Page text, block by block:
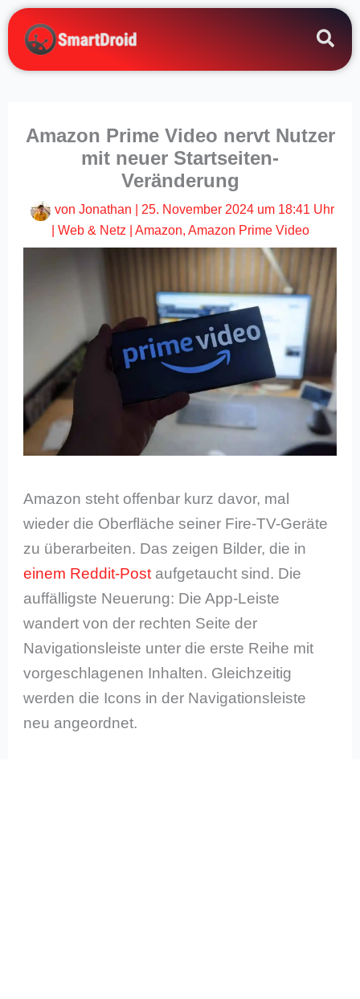
Zum
Inhalt
springen
Amazon Prime Video nervt Nutzer
mit neuer Startseiten-
Veränderung
von Jonathan
25. November 2024 um 18:41 Uhr
Web & Netz Amazon, Amazon Prime Video
Amazon steht offenbar kurz davor, mal
wieder die Oberfläche seiner Fire-TV-Geräte
zu überarbeiten. Das zeigen Bilder, die in
einem Reddit-Post aufgetaucht sind. Die
auffälligste Neuerung: Die App-Leiste
wandert von der rechten Seite der
Navigationsleiste unter die erste Reihe mit
vorgeschlagenen Inhalten. Gleichzeitig
werden die Icons in der Navigationsleiste
neu angeordnet.